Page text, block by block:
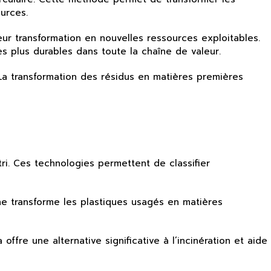
transformation en nouvelles ressources exploitables.
plus durables dans toute la chaîne de valeur.
transformation des résidus en matières premières
Ces technologies permettent de classifier
transforme les plastiques usagés en matières
une alternative significative à l’incinération et aide